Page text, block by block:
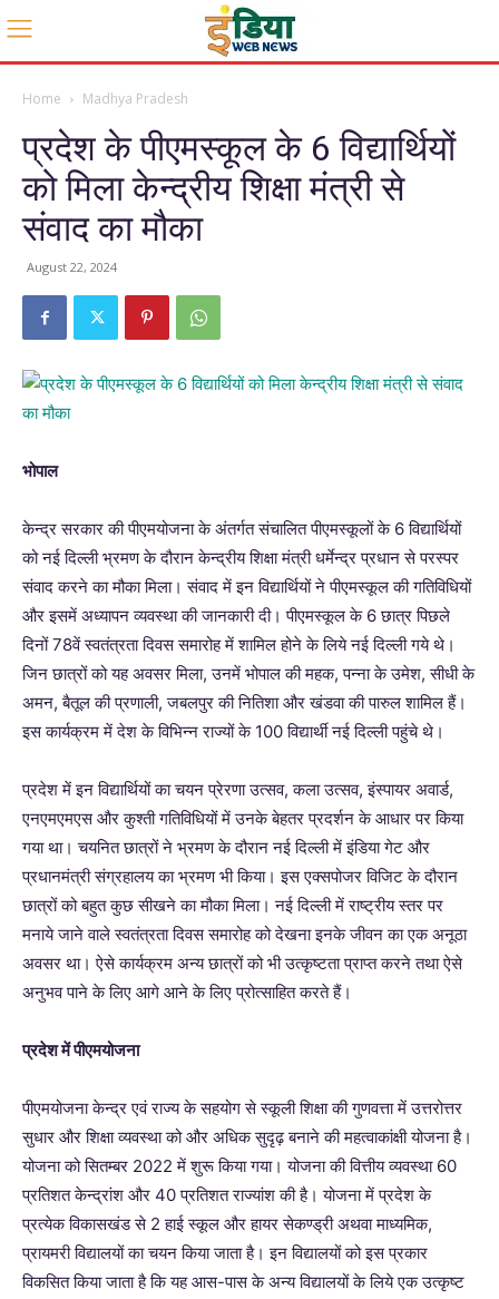
Home Madhya Pradesh
प्रदेश के पीएमस्कूल के 6 विद्यार्थियों
को मिला केन्द्रीय शिक्षा मंत्री से
संवाद का मौका
August 22, 2024
भोपाल
केन्द्र सरकार की पीएमयोजना के अंतर्गत संचालित पीएमस्कूलों के 6 विद्यार्थियों
को नई दिल्ली भ्रमण के दौरान केन्द्रीय शिक्षा मंत्री धर्मेन्द्र प्रधान से परस्पर
संवाद करने का मौका मिला। संवाद में इन विद्यार्थियों ने पीएमस्कूल की गतिविधियों
और इसमें अध्यापन व्यवस्था की जानकारी दी। पीएमस्कूल के 6 छात्र पिछले
दिनों 78वें स्वतंत्रता दिवस समारोह में शामिल होने के लिये नई दिल्ली गये थे।
जिन छात्रों को यह अवसर मिला, उनमें भोपाल की महक, पन्ना के उमेश, सीधी के
अमन, बैतूल की प्रणाली, जबलपुर की नितिशा और खंडवा की पारुल शामिल हैं।
इस कार्यक्रम में देश के विभिन्न राज्यों के 100 विद्यार्थी नई दिल्ली पहुंचे थे।
प्रदेश में इन विद्यार्थियों का चयन प्रेरणा उत्सव, कला उत्सव, इंस्पायर अवार्ड,
एनएमएमएस और कुश्ती गतिविधियों में उनके बेहतर प्रदर्शन के आधार पर किया
गया था। चयनित छात्रों ने भ्रमण के दौरान नई दिल्ली में इंडिया गेट और
प्रधानमंत्री संग्रहालय का भ्रमण भी किया। इस एक्सपोजर विजिट के दौरान
छात्रों को बहुत कुछ सीखने का मौका मिला। नई दिल्ली में राष्ट्रीय स्तर पर
मनाये जाने वाले स्वतंत्रता दिवस समारोह को देखना इनके जीवन का एक अनूठा
अवसर था। ऐसे कार्यक्रम अन्य छात्रों को भी उत्कृष्टता प्राप्त करने तथा ऐसे
अनुभव पाने के लिए आगे आने के लिए प्रोत्साहित करते हैं।
प्रदेश में पीएमयोजना
पीएमयोजना केन्द्र एवं राज्य के सहयोग से स्कूली शिक्षा की गुणवत्ता में उत्तरोत्तर
सुधार और शिक्षा व्यवस्था को और अधिक सुदृढ़ बनाने की महत्वाकांक्षी योजना है।
योजना को सितम्बर 2022 में शुरू किया गया। योजना की वित्तीय व्यवस्था 60
प्रतिशत केन्द्रांश और 40 प्रतिशत राज्यांश की है। योजना में प्रदेश के
प्रत्येक विकासखंड से 2 हाई स्कूल और हायर सेकण्ड्री अथवा माध्यमिक,
प्रायमरी विद्यालयों का चयन किया जाता है। इन विद्यालयों को इस प्रकार
विकसित किया जाता है कि यह आस-पास के अन्य विद्यालयों के लिये एक उत्कृष्ट